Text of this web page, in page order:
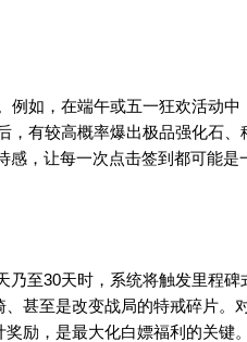
如，在端午或五一狂欢活动中
，有较高概率爆出极品强化石
，让每一次点击签到都可能是
至30天时，系统将触发里程碑
甚至是改变战局的特戒碎片。
励，是最大化白嫖福利的关键。